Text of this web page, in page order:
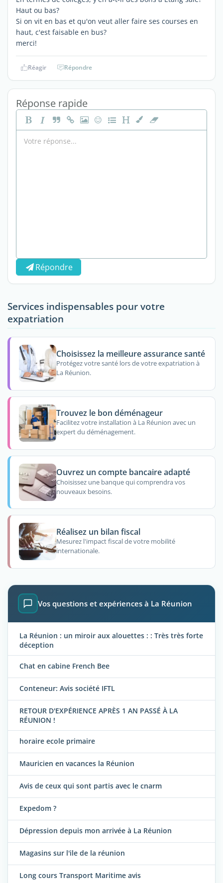
Haut ou bas?
Si on vit en bas et qu'on veut aller faire ses courses en
haut, c'est faisable en bus?
merci!
Réagir Répondre
Réponse rapide
Répondre
Services indispensables pour votre
expatriation
Choisissez la meilleure assurance santé
Protégez votre santé lors de votre expatriation à
La Réunion.
Trouvez le bon déménageur
Facilitez votre installation à La Réunion avec un
expert du déménagement.
Ouvrez un compte bancaire adapté
Choisissez une banque qui comprendra vos
nouveaux besoins.
Réalisez un bilan fiscal
Mesurez l'impact fiscal de votre mobilité
internationale.
Vos questions et expériences à La Réunion
La Réunion : un miroir aux alouettes : : Très très forte
déception
Chat en cabine French Bee
Conteneur: Avis société IFTL
RETOUR D'EXPÉRIENCE APRÈS 1 AN PASSÉ À LA
RÉUNION !
horaire ecole primaire
Mauricien en vacances la Réunion
Avis de ceux qui sont partis avec le cnarm
Expedom ?
Dépression depuis mon arrivée à La Réunion
Magasins sur l'ile de la réunion
Long cours Transport Maritime avis